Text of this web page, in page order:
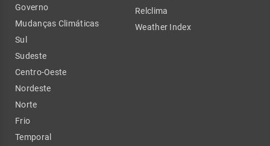
Governo
Mudanças Climáticas
Sul
Sudeste
Centro-Oeste
Nordeste
Norte
Frio
Temporal
Relclima
Weather Index